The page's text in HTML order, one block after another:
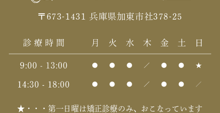
〒673-1431 兵庫県加東市社378-25
★・・・第一日曜は矯正診療のみ、おこなっています